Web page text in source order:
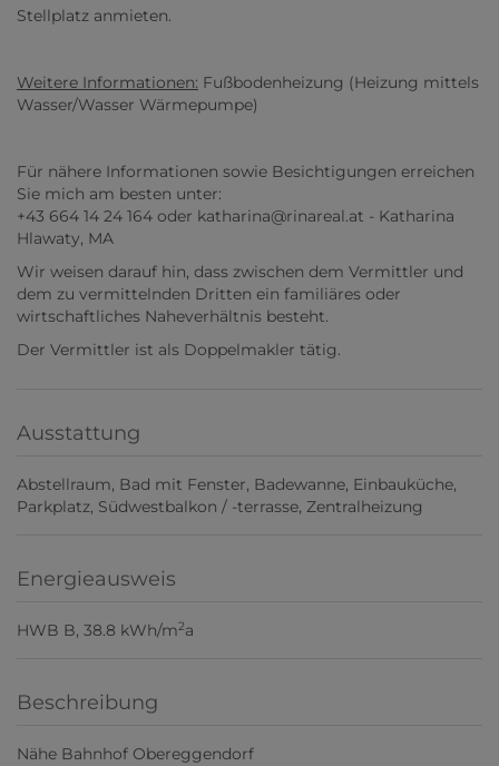
Stellplatz anmieten.
Weitere Informationen: Fußbodenheizung (Heizung mittels
Wasser/Wasser Wärmepumpe)
Für nähere Informationen sowie Besichtigungen erreichen
Sie mich am besten unter:
+43 664 14 24 164 oder katharina@rinareal.at - Katharina
Hlawaty, MA
Wir weisen darauf hin, dass zwischen dem Vermittler und
dem zu vermittelnden Dritten ein familiäres oder
wirtschaftliches Naheverhältnis besteht.
Der Vermittler ist als Doppelmakler tätig.
Ausstattung
Abstellraum Bad mit Fenster Badewanne Einbauküche
Parkplatz Südwestbalkon / -terrasse Zentralheizung
Energieausweis
HWB B, 38.8 kWh/m2a
Beschreibung
Nähe Bahnhof Obereggendorf